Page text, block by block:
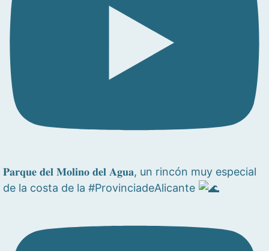
𝐏𝐚𝐫𝐪𝐮𝐞 𝐝𝐞𝐥 𝐌𝐨𝐥𝐢𝐧𝐨 𝐝𝐞𝐥 𝐀𝐠𝐮𝐚, un rincón muy especial
de la costa de la #ProvinciadeAlicante